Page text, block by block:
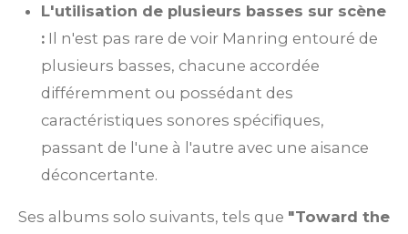
L'utilisation de plusieurs basses sur scène
: Il n'est pas rare de voir Manring entouré de
plusieurs basses, chacune accordée
différemment ou possédant des
caractéristiques sonores spécifiques,
passant de l'une à l'autre avec une aisance
déconcertante.
Ses albums solo suivants, tels que "Toward the